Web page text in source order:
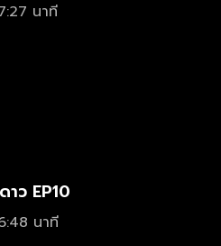
นาที
ว EP10
นาที